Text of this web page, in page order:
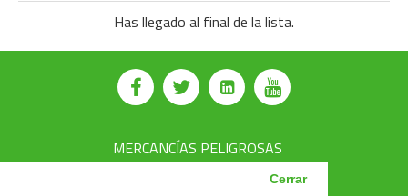
Cerrar
Has llegado al final de la lista.
MERCANCÍAS PELIGROSAS